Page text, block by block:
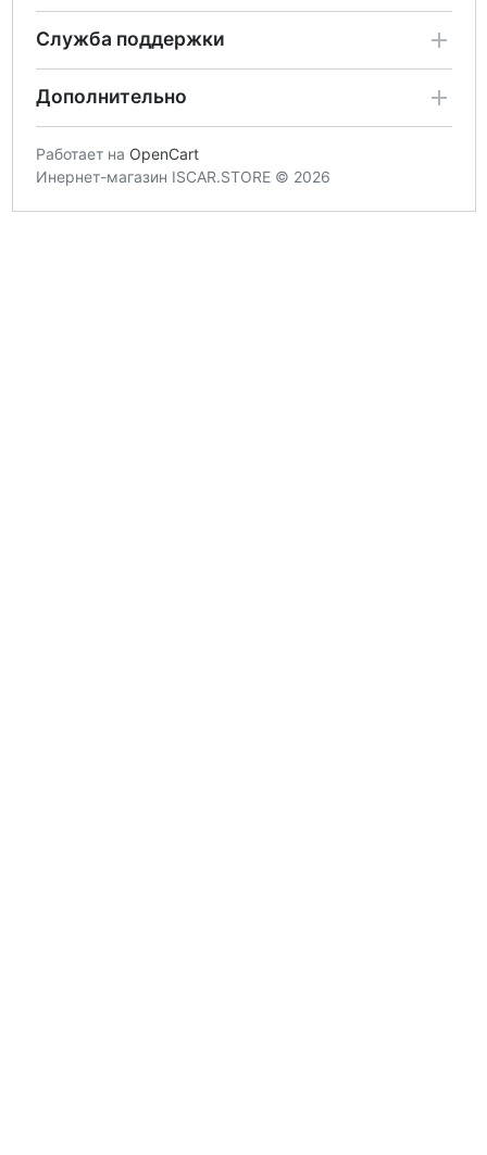
Служба поддержки
Дополнительно
Работает на OpenCart
Инернет-магазин ISCAR.STORE © 2026